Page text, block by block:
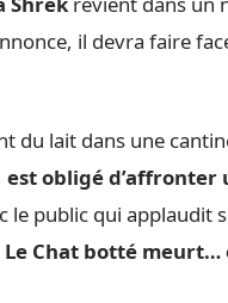
il devra faire
du lait dans une
est obligé d’affronter
le public qui applaudit
Le Chat botté meurt…